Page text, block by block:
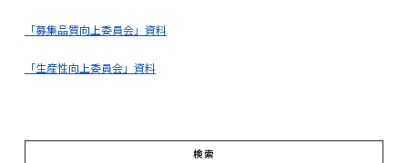
「募集品質向上委員会」資料
「生産性向上委員会」資料
検索